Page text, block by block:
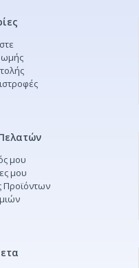
μου
μου
Προϊόντων